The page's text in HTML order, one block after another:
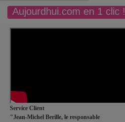
Aujourdhui.com en 1 clic !
Service Client
"Jean-Michel Berille, le responsable